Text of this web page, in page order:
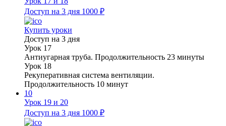
Доступ на 3 дня 1000 ₽
Купить уроки
Доступ на 3 дня
Урок 17
Антиугарная труба. Продолжительность 23 минуты
Урок 18
Рекуперативная система вентиляции.
Продолжительность 10 минут
10
Урок 19 и 20
Доступ на 3 дня 1000 ₽